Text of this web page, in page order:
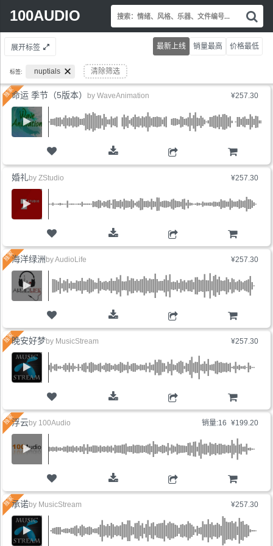
100AUDIO
Search
索
情
绪
乐
文
件
展开标签
标签: nuptials 清除筛选
最新上线 销量最高 价格最低
¥257.30
命运 季节（5版本） by WaveAnimation
¥257.30
购物车
婚礼by ZStudio
¥257.30
购物车
海洋绿洲 byAudioLife
¥257.30
购物车
晚安好梦by MusicStream
销量:16 ¥199.20
购物车
浮云by 100Audio
¥257.30
承诺by MusicStream